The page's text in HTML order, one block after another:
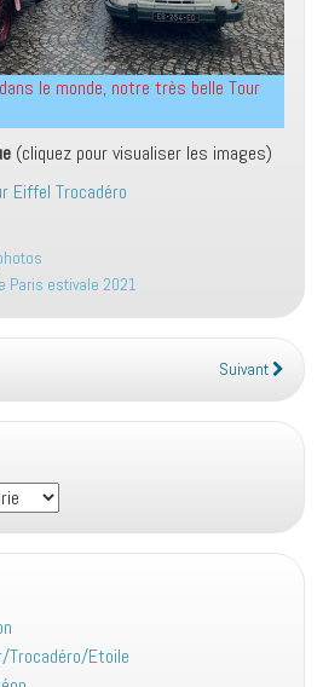
le monde, notre très belle Tour
(cliquez pour visualiser les images)
Paris estivale 2021
Suivant
Trocadéro/Etoile